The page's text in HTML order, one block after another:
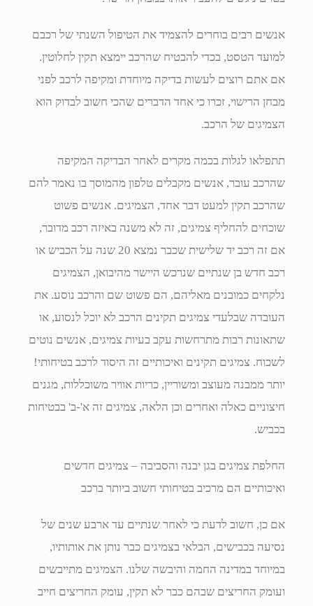
אנשים רבים בוחרים להצמיד את הטיפול השנתי של רכבם
למועד הטסט, בכדי להבטיח שהרכב יימצא תקין לחלוטין.
אם אתם רוצים לעשות בדיקה מיוחדת ומקיפה לרכב לפני
מבחן הרישוי, זכרו כי אחד הדברים שהכי חשוב לבדוק הוא
הצמיגים של הרכב.
תתפלאו לגלות בכמה מקרים לאחר הבדיקה המקיפה
שהרכב עובר, אנשים מקבלים טלפון מהמוסך בו נאמר להם
שהרכב תקין למעט דבר אחד, הצמיגים. אנשים פשוט
שוכחים להחליף צמיגים, זה לא משנה באיזה רכב מדובר,
אם זה רכב יד שלישית שכבר נמצא 20 שנה על הכביש או
רכב חדש בן שנתיים שנרכש היישר מהיבואן, הצמיגים
נלקחים כמובנים מאליהם, הם פשוט שם והרכב נוסע. את
העובדה שבלעדי צמיגים תקינים הרכב לא יוכל לנסוע, או
שתאונות רבות מתרחשות עקב בעיות צמיגים, אנשים נוטים
לשכוח. צמיגים תקינים ואיכותיים זה היסוד לרכב בטיחותי!
יותר ממבנה מעוצב ומשוריין, כריות אוויר משוכללות, מגנים
חיצוניים כאלה ואחרים וכן הלאה, צמיגים זה א'-ב' בבטיחות
בכביש.
החלפת צמיגים בגן יבנה והסביבה – צמיגים חדשים
ואיכותיים הם מרכיב בטיחותי חשוב ביותר ברכב
אם כן, חשוב לדעת כי לאחר שנתיים עד ארבע שנים של
נסיעה בכבישים, הבלאי בצמיגים כבר נותן את אותותיו,
במיוחד במדינה החמה והיבשה שלנו. הצמיגים מתייבשים
ועומק החריצים שבהם כבר לא תקין, עומק החריצים חייב